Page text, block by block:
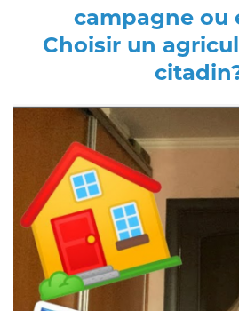
campagne ou
Choisir un